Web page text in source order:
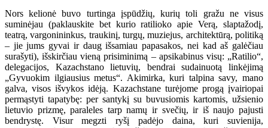
Nors kelionė buvo turtinga įspūdžių, kurių toli gražu ne visus
suminėjau (paklauskite bet kurio ratilioko apie Verą, slaptažodį,
teatrą, vargonininkus, traukinį, turgų, muziejus, architektūrą, politiką
– jie jums gyvai ir daug išsamiau papasakos, nei kad aš galėčiau
surašyti), išskirčiau vieną prisiminimą – apsikabinus visų: „Ratilio“,
delegacijos, Kazachstano lietuvių, bendrai sudainuotą linkėjimą
„Gyvuokim ilgiausius metus“. Akimirka, kuri talpina savy, mano
galva, visos išvykos idėją. Kazachstane turėjome progą įvairiopai
permąstyti tapatybę: per santykį su buvusiomis kartomis, užsienio
lietuvio prizmę, paraleles tarp namų ir svečių, ir iš naujo pajusti
bendrystę. Visur megzti ryšį padėjo daina, kuri suvienija,